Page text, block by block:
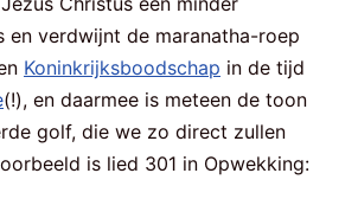
en verdwijnt de maranatha-roep
Koninkrijksboodschap in de tijd
(!), en daarmee is meteen de toon
golf, die we zo direct zullen
is lied 301 in Opwekking: